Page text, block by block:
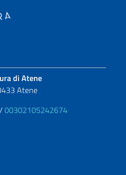
di Atene
Atene
/00302105242674